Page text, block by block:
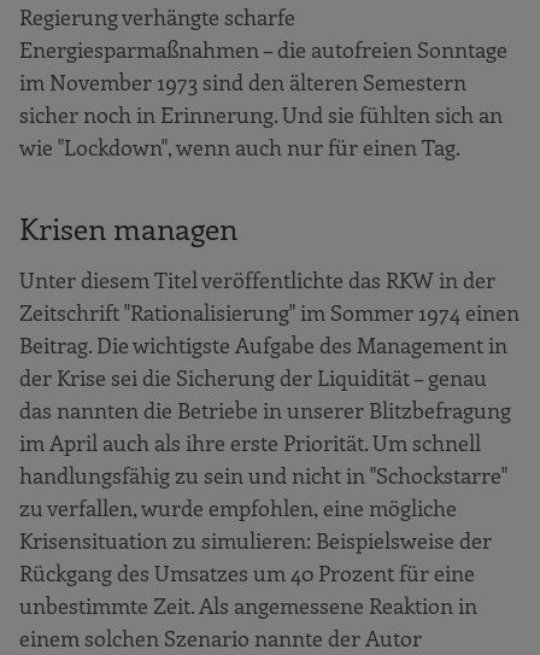
Regierung verhängte scharfe
Energiesparmaßnahmen – die autofreien Sonntage
im November 1973 sind den älteren Semestern
sicher noch in Erinnerung. Und sie fühlten sich an
wie "Lockdown", wenn auch nur für einen Tag.
Krisen managen
Unter diesem Titel veröffentlichte das RKW in der
Zeitschrift "Rationalisierung" im Sommer 1974 einen
Beitrag. Die wichtigste Aufgabe des Management in
der Krise sei die Sicherung der Liquidität – genau
das nannten die Betriebe in unserer Blitzbefragung
im April auch als ihre erste Priorität. Um schnell
handlungsfähig zu sein und nicht in "Schockstarre"
zu verfallen, wurde empfohlen, eine mögliche
Krisensituation zu simulieren: Beispielsweise der
Rückgang des Umsatzes um 40 Prozent für eine
unbestimmte Zeit. Als angemessene Reaktion in
einem solchen Szenario nannte der Autor